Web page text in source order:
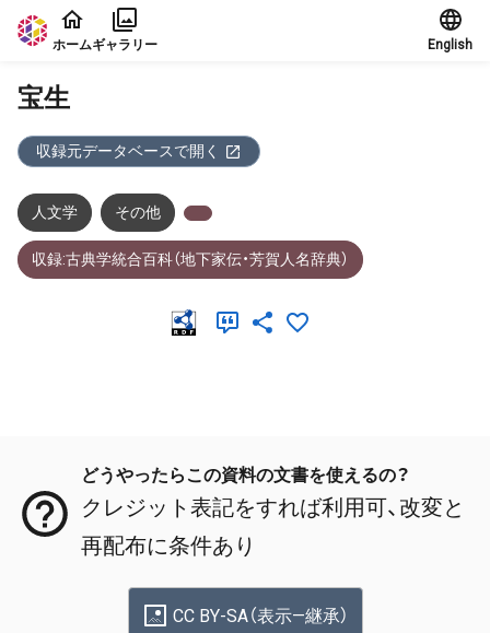
本文に飛ぶ
ホームギャラリー English
宝生
収録元データベースで開く
人文学 その他
収録:古典学統合百科（地下家伝・芳賀人名辞典）
どうやったらこの資料の文書を使えるの？
クレジット表記をすれば利用可、改変と
再配布に条件あり
CC BY-SA（表示—継承）